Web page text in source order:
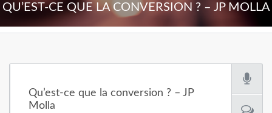
QU’EST-CE QUE LA CONVERSION ? – JP MOLLA
Qu’est-ce que la conversion ? – JP
Molla